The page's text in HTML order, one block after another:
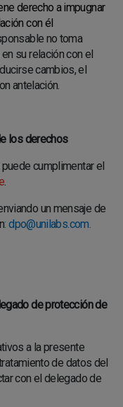
derecho a impugnar
con él
no toma
su relación con el
cambios, el
antelación.
los derechos
cumplimentar el
.
un mensaje de
:dpo@unilabs.com.
de protección de
a la presente
de datos del
con el delegado de